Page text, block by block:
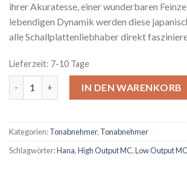
ihrer Akuratesse, einer wunderbaren
lebendigen Dynamik werden diese
alle Schallplattenliebhaber direkt
Lieferzeit: 7-10 Tage
Hana EL (EH) MC low output (MC high
IN DEN WARENKORB
Kategorien:Tonabnehmer, Tonabnehmer
Schlagwörter:Hana,High Output MC,Low Output MC